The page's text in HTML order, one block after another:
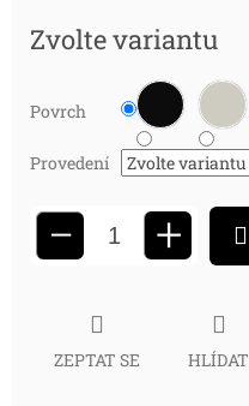
Zvolte variantu
Povrch
Provedení
− +
ZEPTAT SE HLÍDAT